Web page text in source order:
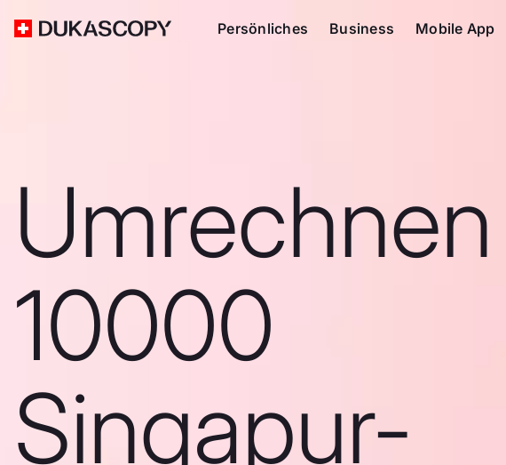
Persönliches Business Mobile App
Umrechnen
10000
Singapur-